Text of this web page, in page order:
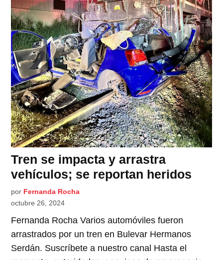
Tren se impacta y arrastra
vehículos; se reportan heridos
por Fernanda Rocha
octubre 26, 2024
Fernanda Rocha Varios automóviles fueron
arrastrados por un tren en Bulevar Hermanos
Serdán. Suscríbete a nuestro canal Hasta el